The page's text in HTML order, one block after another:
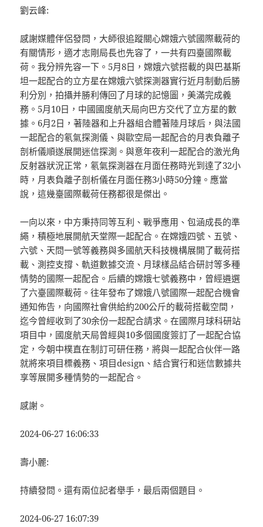
劉云峰:
感謝媒體伴侶發問，大師很追蹤關心嫦娥六號國際載荷的
有關情形，適才志剛局長也先容了，一共有四臺國際載
荷。我分辨先容一下。5月8日，嫦娥六號搭載的與巴基斯
坦一起配合的立方星在嫦娥六號探測器實行近月制動后勝
利分別，拍攝并勝利傳回了月球的記憶圖，美滿完成義
務。5月10日，中國國度航天局向巴方交代了立方星的數
據。6月2日，著陸器和上升器組合體著陸月球后，與法國
一起配合的氡氣探測儀、與歐空局一起配合的月表負離子
剖析儀順遂展開迷信探測。與意年夜利一起配合的激光角
反射器狀況正常，氡氣探測器在月面任務時光到達了32小
時，月表負離子剖析儀在月面任務3小時50分鐘。應當
說，這幾臺國際載荷任務都很是傑出。
一向以來，中方秉持同等互利、戰爭應用、包涵成長的準
繩，積極地展開航天堂際一起配合。在嫦娥四號、五號、
六號、天問一號等義務與多國航天科技機構展開了載荷搭
載、測控支撐、軌道數據交流、月球樣品結合研討等多種
情勢的國際一起配合。后續的嫦娥七號義務中，曾經遴選
了六臺國際載荷。往年發布了嫦娥八號國際一起配合機會
通知佈告，向國際社會供給約200公斤的載荷搭載空間，
迄今曾經收到了30余份一起配合請求。在國際月球科研站
項目中，國度航天局曾經與10多個國度簽訂了一起配合協
定，今朝中樸直在制訂可研任務，將與一起配合伙伴一路
就將來項目標義務、項目design、結合實行和迷信數據共
享等展開多種情勢的一起配合。
感謝。
2024-06-27 16:06:33
壽小麗:
持續發問。還有兩位記者舉手，最后兩個題目。
2024-06-27 16:07:39